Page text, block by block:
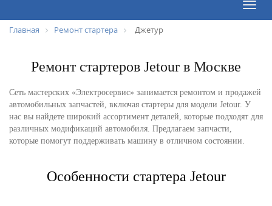
Toggle
Главная Ремонт стартера Джетур
Ремонт стартеров Jetour в Москве
Сеть мастерских «Электросервис» занимается ремонтом и продажей
автомобильных запчастей, включая стартеры для модели Jetour. У
нас вы найдете широкий ассортимент деталей, которые подходят для
различных модификаций автомобиля. Предлагаем запчасти,
которые помогут поддерживать машину в отличном состоянии.
Особенности стартера Jetour